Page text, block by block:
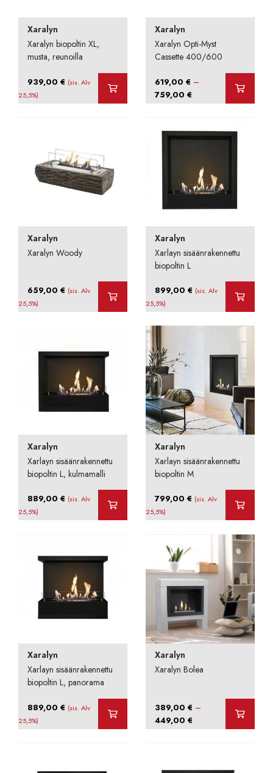
Xaralyn
Xaralyn biopoltin XL,
musta, reunoilla
939,00€ (sis. Alv
25,5%)
Xaralyn
Xaralyn Opti-Myst
Cassette 400/600
619,00€ –
759,00€
619,00 €
759,00 €
Xaralyn
Xaralyn Woody
659,00€ (sis. Alv
25,5%)
Xaralyn
Xarlayn sisäänrakennettu
biopoltin L
899,00€ (sis. Alv
25,5%)
Xaralyn
Xarlayn sisäänrakennettu
biopoltin L, kulmamalli
889,00€ (sis. Alv
25,5%)
Xaralyn
Xarlayn sisäänrakennettu
biopoltin M
799,00€ (sis. Alv
25,5%)
Xaralyn
Xarlayn sisäänrakennettu
biopoltin L, panorama
889,00€ (sis. Alv
25,5%)
Xaralyn
Xaralyn Bolea
389,00€ –
449,00€
389,00 €